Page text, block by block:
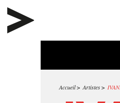
Accueil Artistes